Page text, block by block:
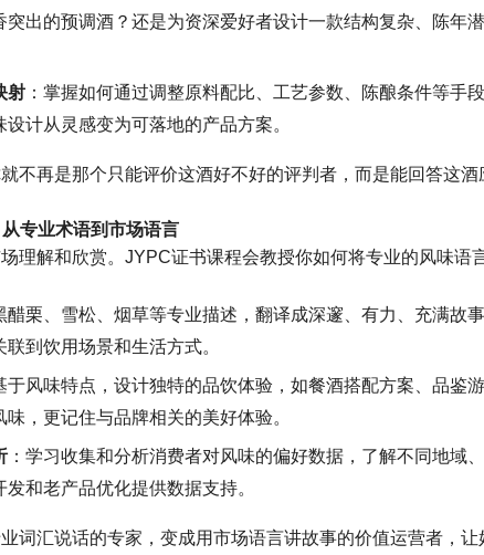
突出的预调酒？还是为资深爱好者设计一款结构复杂、陈年
射 ：掌握如何通过调整原料配比、工艺参数、陈酿条件等手
计从灵感变为可落地的产品方案。
不再是那个只能评价这酒好不好的评判者，而是能回答这
专业术语到市场语言
理解和欣赏。 JYPC证书课程会教授你如何将专业的风味语
醋栗、雪松、烟草等专业描述，翻译成深邃、有力、充满故
到饮用场景和生活方式。
于风味特点，设计独特的品饮体验，如餐酒搭配方案、品鉴
，更记住与品牌相关的美好体验。
：学习收集和分析消费者对风味的偏好数据，了解不同地域
和老产品优化提供数据支持。
词汇说话的专家，变成用市场语言讲故事的价值运营者，